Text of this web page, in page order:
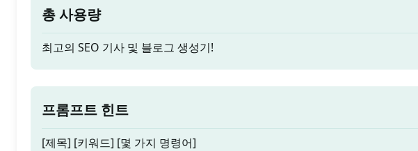
총 사용량
최고의 SEO 기사 및 블로그 생성기!
프롬프트 힌트
[제목] [키워드] [몇 가지 명령어]